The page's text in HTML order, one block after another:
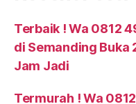
Terbaik ! Wa 0812
di Semanding Buka
Jam Jadi
Termurah ! Wa